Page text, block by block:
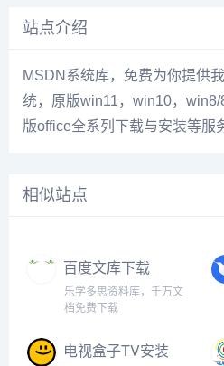
站点介绍
MSDN系统库，免费为你提供
统，原版win11，win10，
版office全系列下载与安装等服
相似站点
百度文库下载
乐学多思资料库，千万文
档免费下载
电视盒子TV安装